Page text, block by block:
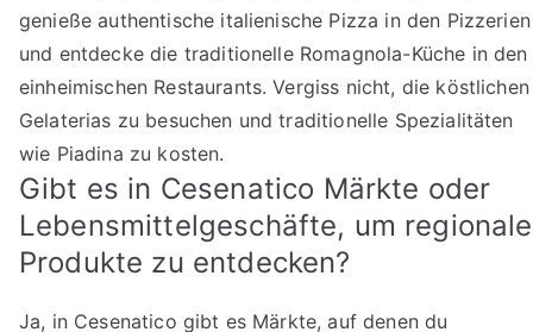
genieße authentische italienische Pizza in den Pizzerien
und entdecke die traditionelle Romagnola-Küche in den
einheimischen Restaurants. Vergiss nicht, die köstlichen
Gelaterias zu besuchen und traditionelle Spezialitäten
wie Piadina zu kosten.
Gibt es in Cesenatico Märkte oder
Lebensmittelgeschäfte, um regionale
Produkte zu entdecken?
Ja, in Cesenatico gibt es Märkte, auf denen du